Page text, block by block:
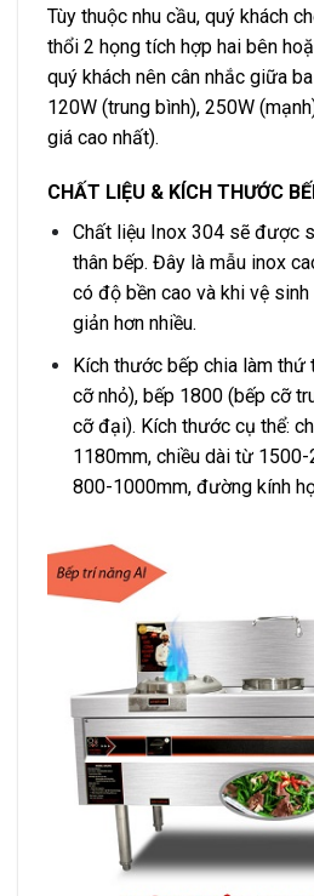
Tùy thuộc nhu cầu, quý khách
thổi 2 họng tích hợp hai bên
quý khách nên cân nhắc giữa
120W (trung bình), 250W
giá cao nhất).
CHẤT LIỆU & KÍCH THƯỚC
Chất liệu Inox 304 sẽ được
thân bếp. Đây là mẫu inox
có độ bền cao và khi vệ
giản hơn nhiều.
Kích thước bếp chia làm
cỡ nhỏ), bếp 1800 (bếp cỡ
cỡ đại). Kích thước cụ thể:
1180mm, chiều dài từ
800-1000mm, đường kính